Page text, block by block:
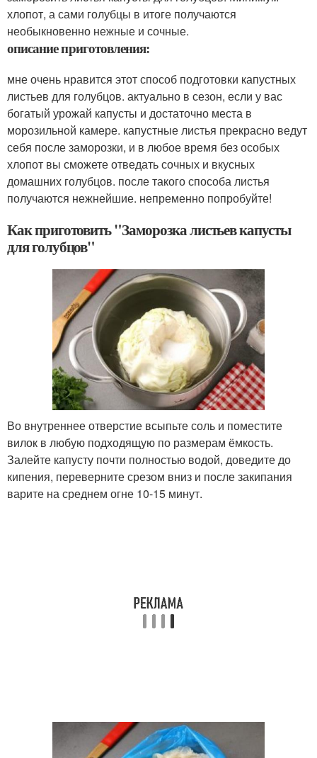
хлопот, а сами голубцы в итоге получаются
необыкновенно нежные и сочные.
описание приготовления:
мне очень нравится этот способ подготовки капустных
листьев для голубцов. актуально в сезон, если у вас
богатый урожай капусты и достаточно места в
морозильной камере. капустные листья прекрасно ведут
себя после заморозки, и в любое время без особых
хлопот вы сможете отведать сочных и вкусных
домашних голубцов. после такого способа листья
получаются нежнейшие. непременно попробуйте!
Как приготовить "Заморозка листьев капусты
для голубцов"
Во внутреннее отверстие всыпьте соль и поместите
вилок в любую подходящую по размерам ёмкость.
Залейте капусту почти полностью водой, доведите до
кипения, переверните срезом вниз и после закипания
варите на среднем огне 10-15 минут.